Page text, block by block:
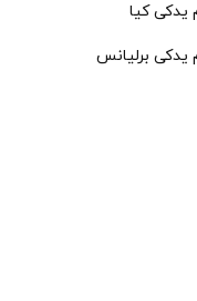
یدکی کیا
یدکی برلیانس